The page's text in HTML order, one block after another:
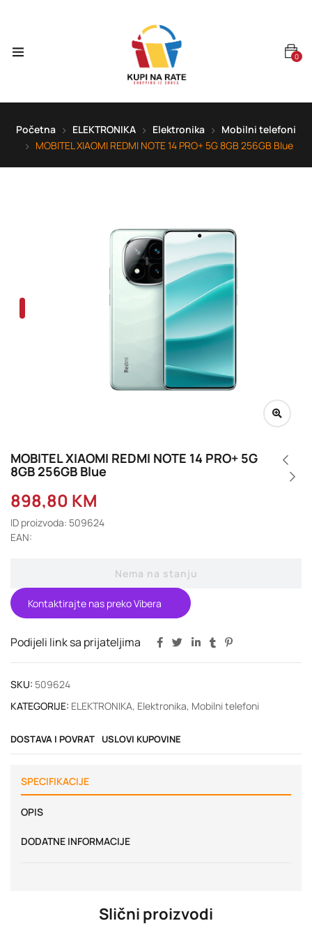
0
Početna ELEKTRONIKA Elektronika
Mobilni telefoni
MOBITEL XIAOMI REDMI NOTE 14 PRO+ 5G 8GB 256GB Blue
MOBITEL XIAOMI REDMI NOTE 14 PRO+ 5G
8GB 256GB Blue
898,80 KM
ID proizvoda: 509624
EAN:
Nema na stanju
Kontaktirajte nas preko Vibera
Podijeli link sa prijateljima
SKU: 509624
KATEGORIJE: ELEKTRONIKA, Elektronika, Mobilni telefoni
DOSTAVA I POVRAT USLOVI KUPOVINE
SPECIFIKACIJE
OPIS
DODATNE INFORMACIJE
Slični proizvodi